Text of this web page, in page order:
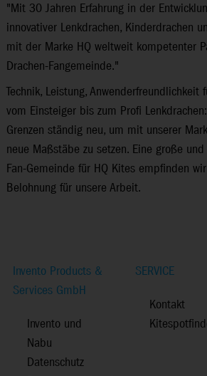
"Mit 30 Jahren Erfahrung in der
innovativer Lenkdrachen, Kinderdrachen
mit der Marke HQ weltweit kompetenter
Drachen-Fan­gemeinde."
Technik, Leistung,
vom Einsteiger bis zum Profi
Grenzen ständig neu, um mit unserer
neue Maßstäbe zu setzen. Eine große
Fan-Gemeinde für HQ Kites empfinden
Belohnung für unsere Arbeit.
Invento Products &
Services GmbH
Invento und
Nabu
Datenschutz
SERVICE
Kontakt